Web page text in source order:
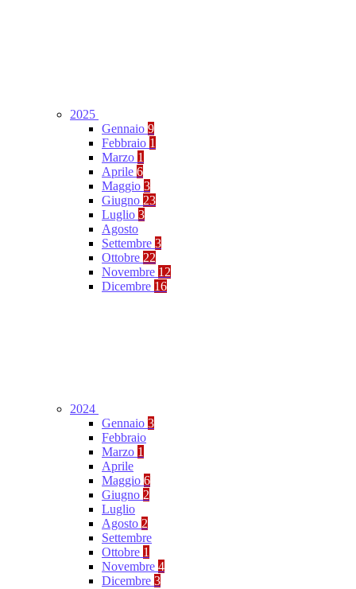
2025
Gennaio 9
Febbraio 1
Marzo 1
Aprile 6
Maggio 3
Giugno 23
Luglio 3
Agosto
Settembre 3
Ottobre 22
Novembre 12
Dicembre 16
2024
Gennaio 3
Febbraio
Marzo 1
Aprile
Maggio 6
Giugno 2
Luglio
Agosto 2
Settembre
Ottobre 1
Novembre 4
Dicembre 3